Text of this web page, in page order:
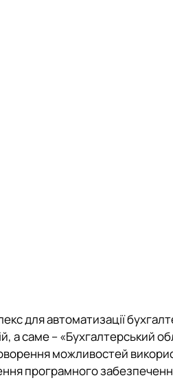
для автоматизації
а саме – «Бухгалтерський
можливостей
програмного